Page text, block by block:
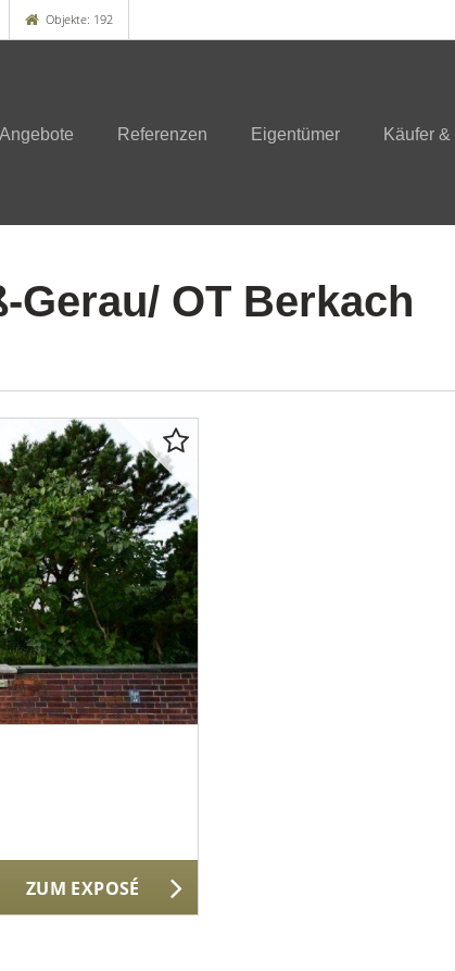
Objekte: 192
Angebote Referenzen Eigentümer Käufer
OT Berkach
ZUM EXPOSÉ